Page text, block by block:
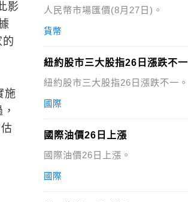
影
施
人民幣市場匯價(8月27日)。
貨幣
紐約股市三大股指26日漲跌不一
紐約股市三大股指26日漲跌不一。
國際
國際油價26日上漲
國際油價26日上漲。
國際